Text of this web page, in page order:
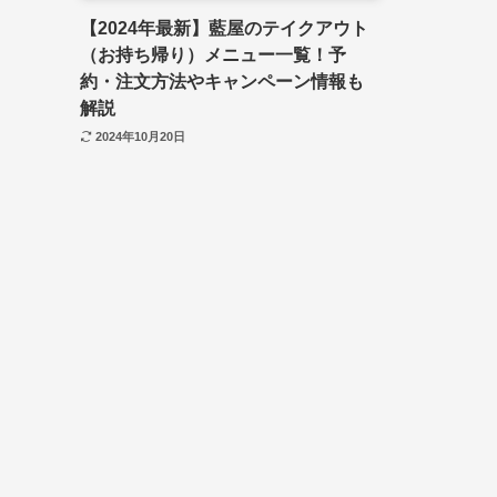
【2024年最新】藍屋のテイクアウト
（お持ち帰り）メニュー一覧！予
約・注文方法やキャンペーン情報も
解説
2024年10月20日